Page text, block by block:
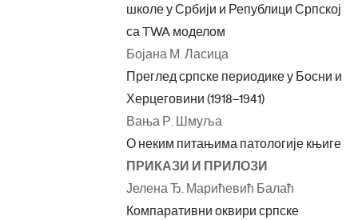
школе у Србији и Републици Српској
са TWA моделом
Бојана М. Ласица
Преглед српске периодике у Босни и
Херцеговини (1918–1941)
Вања Р. Шмуља
О неким питањима патологије књиге
ПРИКАЗИ И ПРИЛОЗИ
Јелена Ђ. Марићевић Балаћ
Компаративни оквири српске